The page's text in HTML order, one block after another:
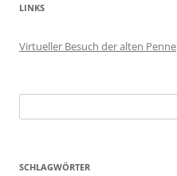
LINKS
Virtueller Besuch der alten Penne
nach:
SCHLAGWÖRTER